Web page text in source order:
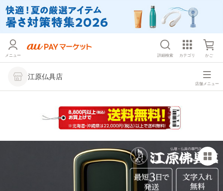
メニュー 詳細検索 カテゴリ かご
江原仏具店
店舗メニュー